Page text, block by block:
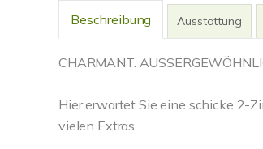
Beschreibung Ausstattung
CHARMANT.
Hier erwartet Sie eine schicke 2-
vielen Extras.